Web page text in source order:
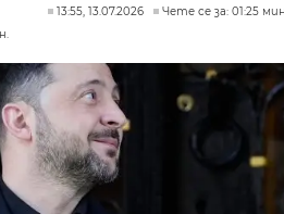
13:55, 13.07.2026 Чете се за: 01:25